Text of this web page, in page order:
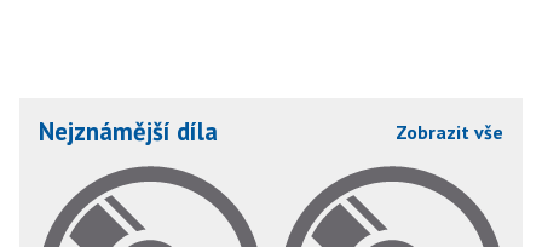
Nejznámější díla Zobrazit vše